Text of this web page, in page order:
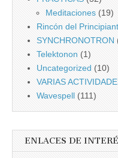
Meditaciones (19)
Rincón del
SYNCHRONOTRON
Telektonon (1)
Uncategorized (10)
VARIAS
Wavespell (111)
ENLACES DE